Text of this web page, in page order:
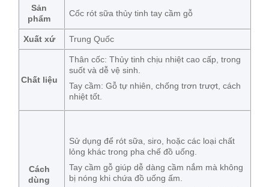
Sản
phẩm
Cốc rót sữa thủy tinh tay cầm gỗ
Xuất xứ Trung Quốc
Chất liệu
Thân cốc: Thủy tinh chịu nhiệt cao cấp, trong
suốt và dễ vệ sinh.
Tay cầm: Gỗ tự nhiên, chống trơn trượt, cách
nhiệt tốt.
Cách
dùng
Sử dụng để rót sữa, siro, hoặc các loại chất
lỏng khác trong pha chế đồ uống.
Tay cầm gỗ giúp dễ dàng cầm nắm mà không
bị nóng khi chứa đồ uống ấm.